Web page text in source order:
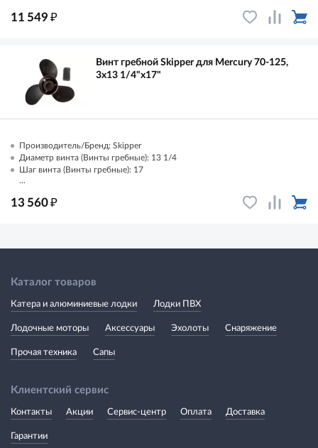
11 549 ₽
Винт гребной Skipper для Mercury 70-125,
3x13 1/4"x17"
Производитель/Бренд: Skipper
Диаметр винта (Винты гребные): 13 1/4
Шаг винта (Винты гребные): 17
...
13 560₽
Каталог товаров
Катера и алюминиевые лодки Лодки ПВХ
Лодочные моторы Аксессуары Эхолоты Снаряжение
Прочая техника Сапы
Клиентский сервис
Контакты Акции Сервис-центр Оплата Доставка
Гарантии